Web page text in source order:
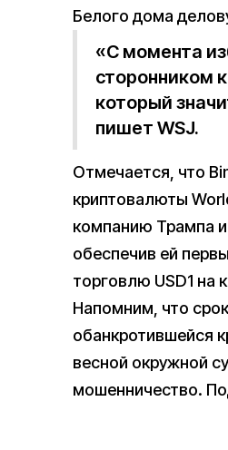
Белого дома
«С момента
сторонником
который
пишет WSJ.
Отмечается, что
криптовалюты
компанию Трампа
обеспечив ей
торговлю USD1 на
Напомним, что
обанкротившейся
весной окружной
мошенничество.